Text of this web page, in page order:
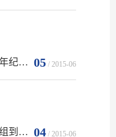
05 / 2015-06
关于组织开展庆祝建党94周年纪念活动的通知
04 / 2015-06
学校反腐倡廉建设工作检查组到物理学院检查工作